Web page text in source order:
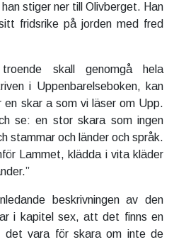
stiger ner till Olivberget. Han
fridsrike på jorden med fred
skall genomgå hela
i Uppenbarelseboken, kan
skar a som vi läser om Upp.
se: en stor skara som ingen
stammar och länder och språk.
Lammet, klädda i vita kläder
beskrivningen av den
i kapitel sex, att det finns en
det vara för skara om inte de